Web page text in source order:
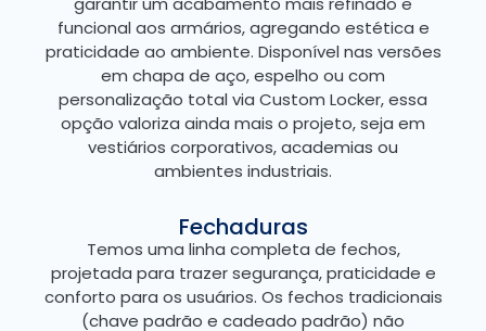
funcional aos armários, agregando estética e
praticidade ao ambiente. Disponível nas versões
em chapa de aço, espelho ou com
personalização total via Custom Locker, essa
opção valoriza ainda mais o projeto, seja em
vestiários corporativos, academias ou
ambientes industriais.
Fechaduras
Temos uma linha completa de fechos,
projetada para trazer segurança, praticidade e
conforto para os usuários. Os fechos tradicionais
(chave padrão e cadeado padrão) não